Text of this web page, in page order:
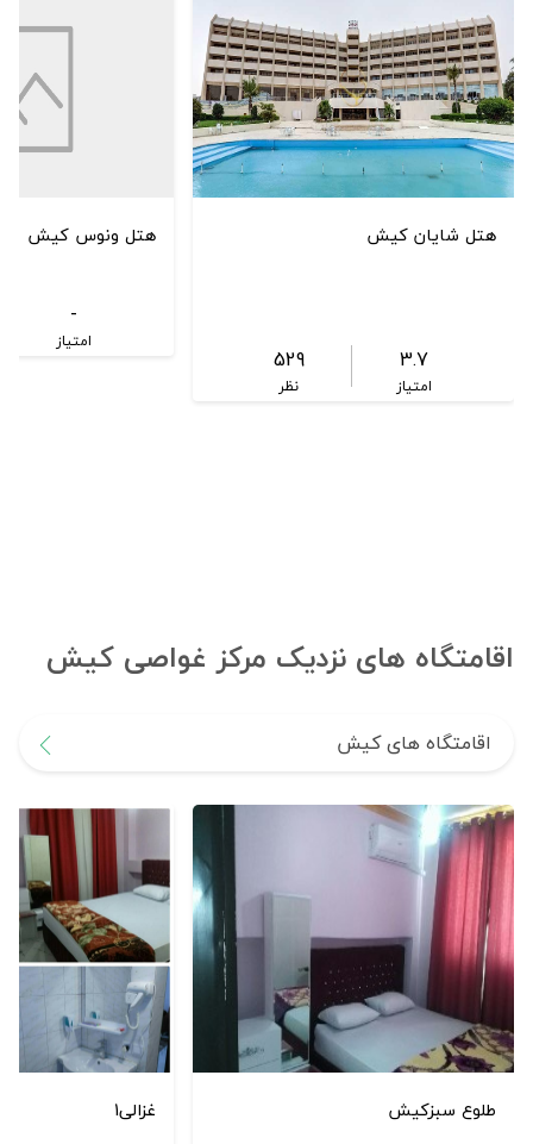
هتل شایان کیش
3.7
امتیاز
529
نظر
هتل ونوس کیش
-
امتیاز
اقامتگاه های نزدیک مرکز غواصی کیش
اقامتگاه های کیش
طلوع سبزکیش غزالی1